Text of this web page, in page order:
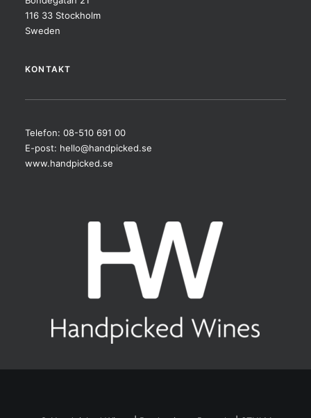
116 33 Stockholm
Sweden
KONTAKT
Telefon: 08-510 691 00
E-post: hello@handpicked.se
www.handpicked.se